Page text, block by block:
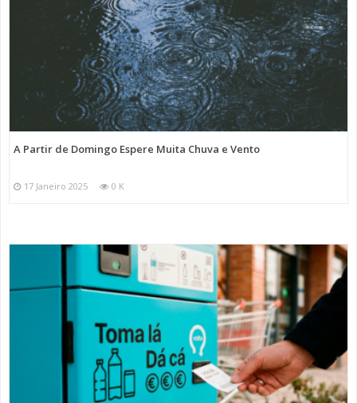
A Partir de Domingo Espere Muita Chuva e Vento
17 Janeiro 2025 0 K